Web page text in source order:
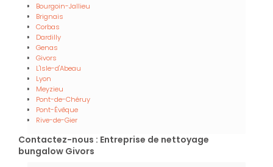
Bourgoin-Jallieu
Brignais
Corbas
Dardilly
Genas
Givors
L'Isle-d'Abeau
Lyon
Meyzieu
Pont-de-Chéruy
Pont-Évêque
Rive-de-Gier
Contactez-nous : Entreprise de nettoyage
bungalow Givors